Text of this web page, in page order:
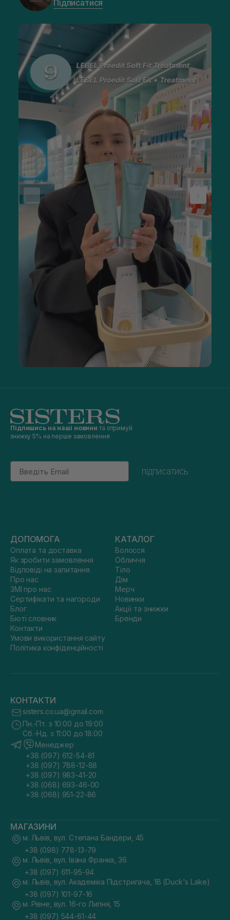
Підписатися
Підпишись на наші новини та отримуй
знижку 5% на перше замовлення
Email
підписатись
ДОПОМОГА
Оплата та доставка
Як зробити замовлення
Відповіді на запитання
Про нас
ЗМІ про нас
Сертифікати та нагороди
Блог
Бюті словник
Контакти
Умови використання сайту
Політика конфіденційності
КАТАЛОГ
Волосся
Обличчя
Тіло
Дім
Мерч
Новинки
Акції та знижки
Бренди
КОНТАКТИ
sisters.co.ua@gmail.com
Пн.-Пт. з 10:00 до 19:00
Сб.-Нд. з 11:00 до 18:00
Менеджер
+38 (097) 612-54-81
+38 (097) 788-12-88
+38 (097) 983-41-20
+38 (068) 693-46-00
+38 (068) 951-22-86
МАГАЗИНИ
м. Львів, вул. Степана Бандери, 45
+38 (098) 778-13-79
м. Львів, вул. Івана Франка, 36
+38 (097) 611-95-94
м. Львів, вул. Академіка Підстригача, 1В (Duck's Lake)
+38 (097) 101-97-16
м. Рівне, вул. 16-го Липня, 15
+38 (097) 544-61-44